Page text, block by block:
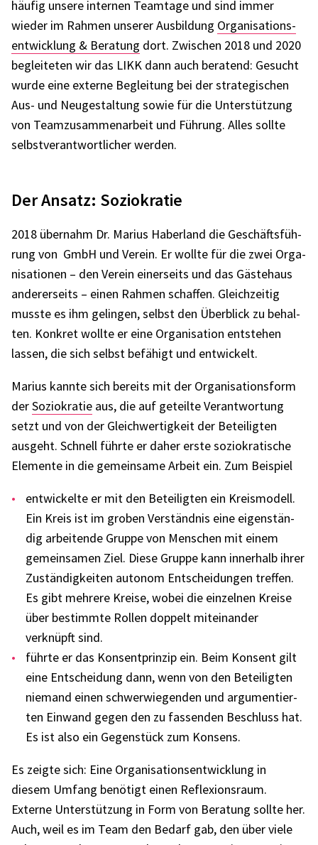
häufig unsere inter­nen Team­tage und sind immer
wieder im Rahmen unse­rer Ausbil­dung Orga­ni­sa­ti­ons­
ent­wick­lung & Bera­tung dort. Zwischen 2018 und 2020
beglei­te­ten wir das LIKK dann auch bera­tend: Gesucht
wurde eine externe Beglei­tung bei der stra­te­gi­schen
Aus- und Neuge­stal­tung sowie für die Unter­stüt­zung
von Team­zu­sam­men­ar­beit und Führung. Alles sollte
selbst­ver­ant­wort­li­cher werden.
Der Ansatz: Sozio­kra­tie
2018 über­nahm Dr. Marius Haber­land die Geschäfts­füh­
rung von GmbH und Verein. Er wollte für die zwei Orga­
ni­sa­tio­nen – den Verein einer­seits und das Gäste­haus
ande­rer­seits – einen Rahmen schaf­fen. Gleich­zei­tig
musste es ihm gelin­gen, selbst den Über­blick zu behal­
ten. Konkret wollte er eine Orga­ni­sa­tion entste­hen
lassen, die sich selbst befä­higt und entwi­ckelt.
Marius kannte sich bereits mit der Orga­ni­sa­ti­ons­form
derSozio­kra­tie aus, die auf geteilte Verant­wor­tung
setzt und von der Gleich­wer­tig­keit der Betei­lig­ten
ausgeht. Schnell führte er daher erste sozio­kra­ti­sche
Elemente in die gemein­same Arbeit ein. Zum Beispiel
entwi­ckelte er mit den Betei­lig­ten ein Kreis­mo­dell.
Ein Kreis ist im groben Verständ­nis eine eigen­stän­
dig arbei­tende Gruppe von Menschen mit einem
gemein­sa­men Ziel. Diese Gruppe kann inner­halb ihrer
Zustän­dig­kei­ten auto­nom Entschei­dun­gen tref­fen.
Es gibt mehrere Kreise, wobei die einzel­nen Kreise
über bestimmte Rollen doppelt mitein­an­der
verknüpft sind.
führte er das Konsent­prin­zip ein. Beim Konsent gilt
eine Entschei­dung dann, wenn von den Betei­lig­ten
niemand einen schwer­wie­gen­den und argu­men­tier­
ten Einwand gegen den zu fassen­den Beschluss hat.
Es ist also ein Gegen­stück zum Konsens.
Es zeigte sich: Eine Orga­ni­sa­ti­ons­ent­wick­lung in
diesem Umfang benö­tigt einen Refle­xi­ons­raum.
Externe Unter­stüt­zung in Form von Bera­tung sollte her.
Auch, weil es im Team den Bedarf gab, den über viele